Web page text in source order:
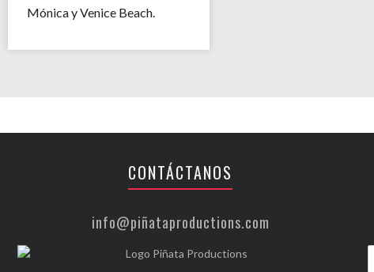
Mónica y Venice Beach.
CONTÁCTANOS
info@piñataproductions.com